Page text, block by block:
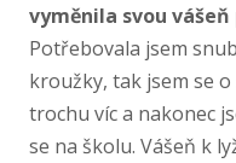
vyměnila svou vášeň
Potřebovala jsem
kroužky, tak jsem se
trochu víc a nakonec
se na školu. Vášeň k